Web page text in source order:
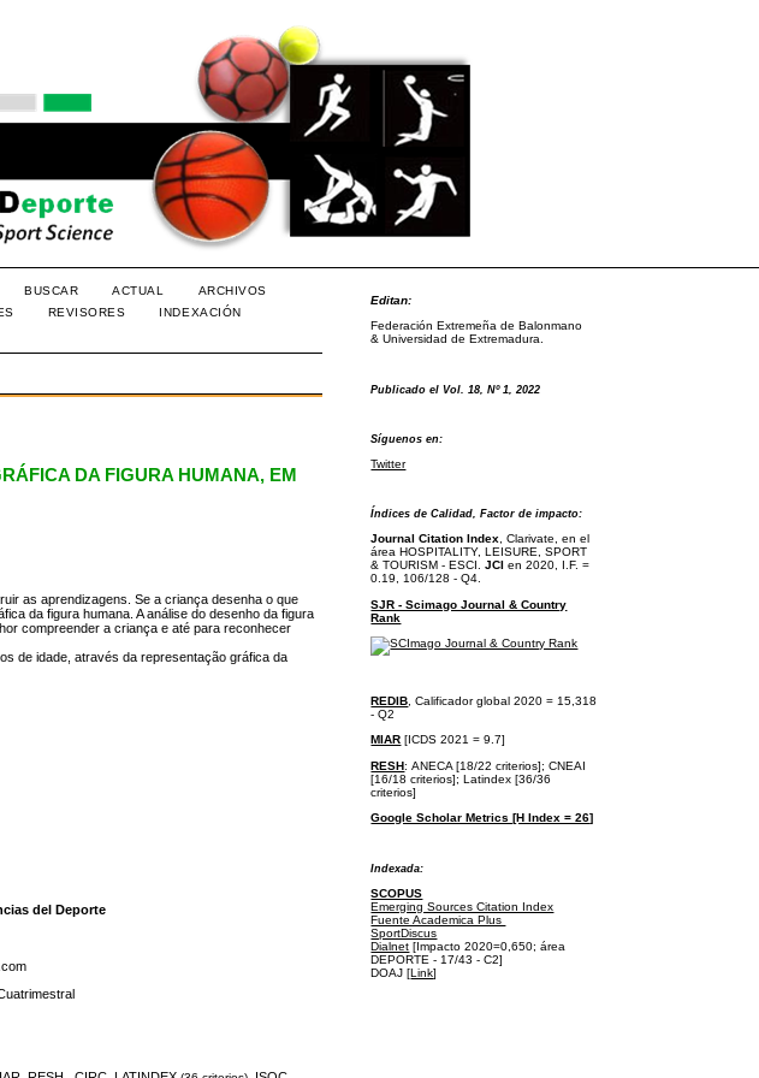
Editan:
Federación Extremeña de Balonmano
& Universidad de Extremadura.
Publicado el Vol. 18, Nº 1, 2022
Síguenos en:
Twitter
Índices de Calidad, Factor de impacto:
Journal Citation Index, Clarivate, en el
áreaHOSPITALITY, LEISURE, SPORT
& TOURISM - ESCI. JCI en 2020, I.F. =
0.19, 106/128 - Q4.
SJR - Scimago Journal & Country
Rank
REDIB , Calificador global 2020 = 15,318
- Q2
MIAR [ICDS 2021 = 9.7]
RESH:ANECA [18/22 criterios];CNEAI
[16/18 criterios];Latindex [36/36
criterios]
Google Scholar Metrics [H Index = 26]
Indexada:
SCOPUS
Emerging Sources Citation Index
Fuente Academica Plus
SportDiscus
Dialnet [Impacto 2020=0,650; área
DEPORTE - 17/43 - C2]
DOAJ [Link]
BUSCAR ACTUAL
ARCHIVOS
REVISORES
INDEXACIÓN
DA FIGURA HUMANA, EM
as aprendizagens. Se a criança desenha o que
da figura humana. A análise do desenho da figura
compreender a criança e até para reconhecer
de idade, através da representação gráfica da
del Deporte